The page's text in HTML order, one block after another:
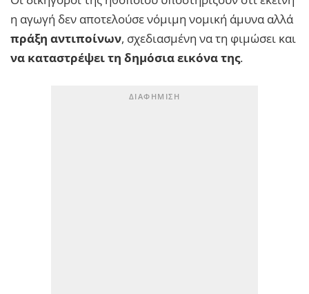
η αγωγή δεν αποτελούσε νόμιμη νομική άμυνα αλλά
πράξη αντιποίνων, σχεδιασμένη να τη φιμώσει και
να καταστρέψει τη δημόσια εικόνα της.